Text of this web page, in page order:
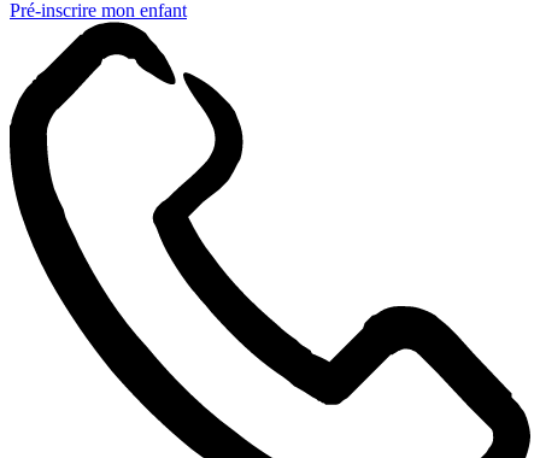
Pré-inscrire mon enfant